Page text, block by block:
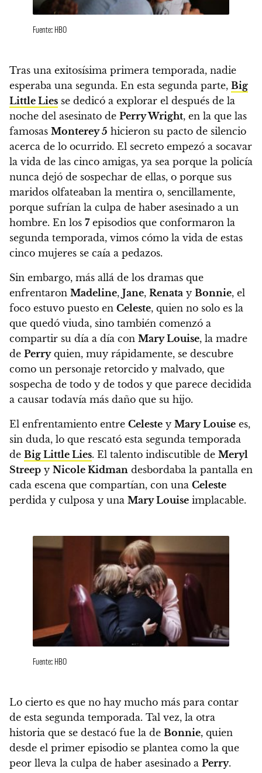
Fuente: HBO
Tras una exitosísima primera temporada, nadie
esperaba una segunda. En esta segunda parte, Big
Little Lies se dedicó a explorar el después de la
noche del asesinato de Perry Wright, en la que las
famosas Monterey 5 hicieron su pacto de silencio
acerca de lo ocurrido. El secreto empezó a socavar
la vida de las cinco amigas, ya sea porque la policía
nunca dejó de sospechar de ellas, o porque sus
maridos olfateaban la mentira o, sencillamente,
porque sufrían la culpa de haber asesinado a un
hombre. En los 7episodios que conformaron la
segunda temporada, vimos cómo la vida de estas
cinco mujeres se caía a pedazos.
Sin embargo, más allá de los dramas que
enfrentaron Madeline, Jane, Renata y Bonnie, el
foco estuvo puesto en Celeste, quien no solo es la
que quedó viuda, sino también comenzó a
compartir su día a día con Mary Louise, la madre
de Perryquien, muy rápidamente, se descubre
como un personaje retorcido y malvado, que
sospecha de todo y de todos y que parece decidida
a causar todavía más daño que su hijo.
El enfrentamiento entre Celeste y Mary Louise es,
sin duda, lo que rescató esta segunda temporada
de Big Little Lies. El talento indiscutible de Meryl
Streep y Nicole Kidman desbordaba la pantalla en
cada escena que compartían, con una Celeste
perdida y culposa y una Mary Louise implacable.
Fuente: HBO
Lo cierto es que no hay mucho más para contar
de esta segunda temporada. Tal vez, la otra
historia que se destacó fue la de Bonnie, quien
desde el primer episodio se plantea como la que
peor lleva la culpa de haber asesinado a Perry.